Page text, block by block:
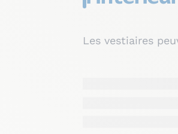
Les vestiaires